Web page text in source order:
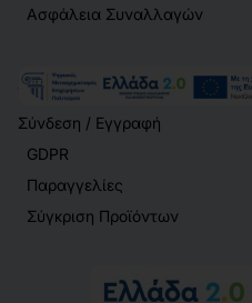
Ασφάλεια Συναλλαγών
Λογαριασμός
Σύνδεση / Εγγραφή
GDPR
Παραγγελίες
Σύγκριση Προϊόντων